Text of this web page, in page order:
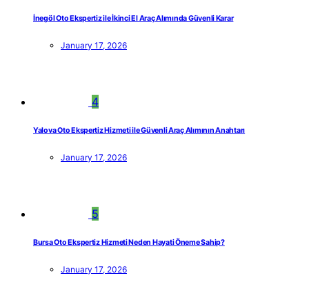
İnegöl Oto Ekspertiz ile İkinci El Araç Alımında Güvenli Karar
January 17, 2026
4
Yalova Oto Ekspertiz Hizmeti ile Güvenli Araç Alımının Anahtarı
January 17, 2026
5
Bursa Oto Ekspertiz Hizmeti Neden Hayati Öneme Sahip?
January 17, 2026